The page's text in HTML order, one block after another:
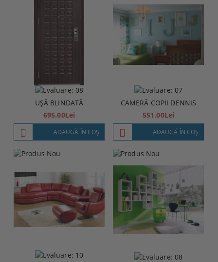
UȘĂ BLINDATĂ
695.00Lei
ADAUGĂ ÎN COŞ
CAMERĂ COPII DENNIS
551.00Lei
ADAUGĂ ÎN COŞ